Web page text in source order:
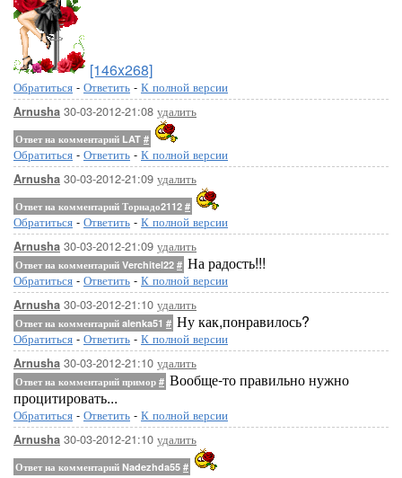
[146x268]
Обратиться - Ответить - К полной версии
Arnusha 30-03-2012-21:08 удалить
Ответ на комментарий LAT #
Обратиться - Ответить - К полной версии
Arnusha 30-03-2012-21:09 удалить
Ответ на комментарий Торнадо2112 #
Обратиться - Ответить - К полной версии
Arnusha 30-03-2012-21:09 удалить
Ответ на комментарий Verchitel22 # На радость!!!
Обратиться - Ответить - К полной версии
Arnusha 30-03-2012-21:10 удалить
Ответ на комментарий alenka51 # Ну как,понравилось?
Обратиться - Ответить - К полной версии
Arnusha 30-03-2012-21:10 удалить
Ответ на комментарий примор # Вообще-то правильно нужно
процитировать...
Обратиться - Ответить - К полной версии
Arnusha 30-03-2012-21:10 удалить
Ответ на комментарий Nadezhda55 #